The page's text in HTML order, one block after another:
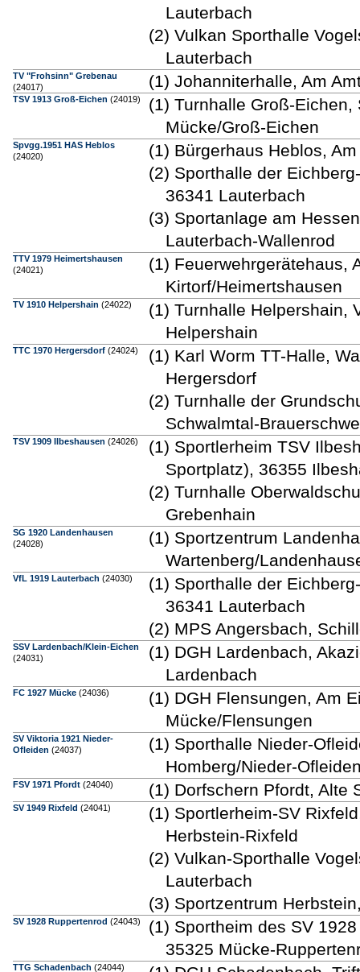
Lauterbach
(2) Vulkan Sporthalle
Lauterbach
TV "Frohsinn" Grebenau
(24017)
(1) Johanniterhalle, Am
TSV 1913 Groß-Eichen (24019)
(1) Turnhalle Groß-
Mücke/Groß-Eichen
Spvgg.1951 HAS Heblos
(24020)
(1) Bürgerhaus Heblos,
(2) Sporthalle der
36341 Lauterbach
(3) Sportanlage am
Lauterbach-Wallenrod
TTV 1979 Heimertshausen
(24021)
(1) Feuerwehrgerätehaus,
Kirtorf/Heimertshausen
TV 1910 Helpershain (24022)
(1) Turnhalle Helpershain,
Helpershain
TTC 1970 Hergersdorf (24024)
(1) Karl Worm TT-Halle,
Hergersdorf
(2) Turnhalle der
Schwalmtal-
TSV 1909 Ilbeshausen (24026)
(1) Sportlerheim TSV
Sportplatz), 36355
(2) Turnhalle
Grebenhain
SG 1920 Landenhausen
(24028)
(1) Sportzentrum
Wartenberg/
VfL 1919 Lauterbach (24030)
(1) Sporthalle der
36341 Lauterbach
(2) MPS Angersbach,
SSV Lardenbach/Klein-Eichen
(24031)
(1) DGH Lardenbach,
Lardenbach
FC 1927 Mücke (24036)
(1) DGH Flensungen, Am
Mücke/Flensungen
SV Viktoria 1921 Nieder-
Ofleiden (24037)
(1) Sporthalle Nieder-
Homberg/Nieder-
FSV 1971 Pfordt (24040) (1) Dorfschern Pfordt, Alte
SV 1949 Rixfeld (24041)
(1) Sportlerheim-SV
Herbstein-Rixfeld
(2) Vulkan-Sporthalle
Lauterbach
(3) Sportzentrum
SV 1928 Ruppertenrod (24043)
(1) Sportheim des SV
35325 Mücke-
TTG Schadenbach (24044)